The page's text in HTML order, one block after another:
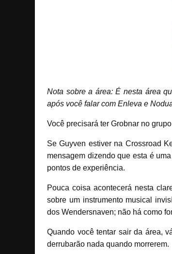
Nota sobre a área: É nesta área
após você falar com Enleva e
Você precisará ter Grobnar no
Se Guyven estiver na Crossroad
mensagem dizendo que esta é
pontos de experiência.
Pouca coisa acontecerá nesta
sobre um instrumento musical
dos Wendersnaven; não há como
Quando você tentar sair da área,
derrubarão nada quando morrerem.